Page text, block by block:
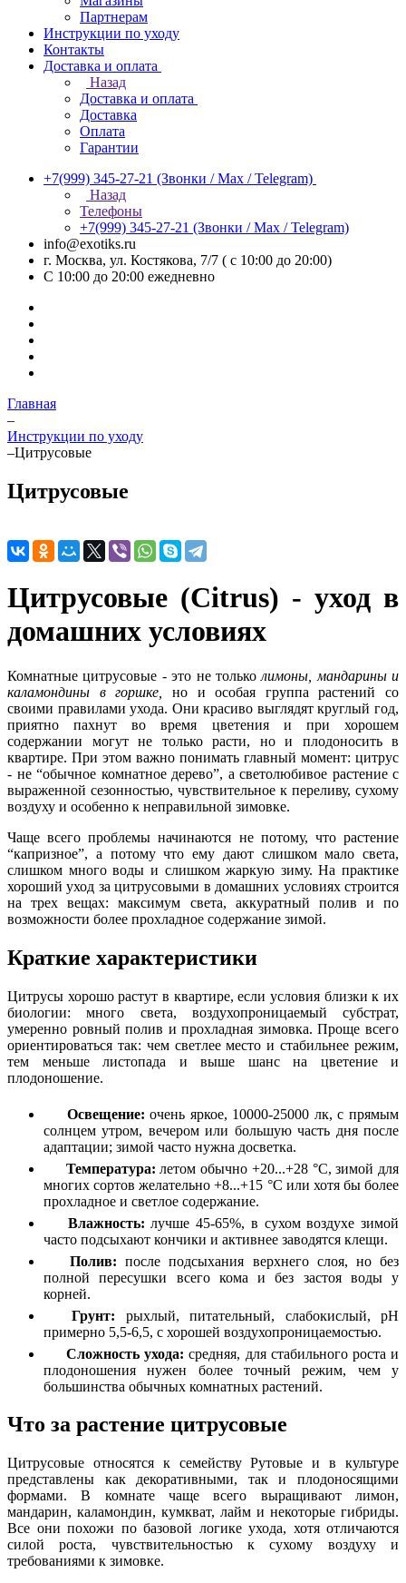
Партнерам
Инструкции по уходу
Контакты
Доставка и оплата
Назад
Доставка и оплата
Доставка
Оплата
Гарантии
+7(999) 345-27-21 (Звонки / Max / Telegram)
Назад
Телефоны
+7(999) 345-27-21 (Звонки / Max / Telegram)
info@exotiks.ru
г. Москва, ул. Костякова, 7/7 ( с 10:00 до 20:00)
С 10:00 до 20:00 ежедневно
Главная
–
Инструкции по уходу
–Цитрусовые
Цитрусовые
Цитрусовые (Citrus) - уход в
домашних условиях
Комнатные цитрусовые - это не тольколимоны, мандарины и
каламондины в горшке,
но и особая группа растений со
своими правилами ухода. Они красиво выглядят круглый год,
приятно пахнут во время цветения и при хорошем
содержании могут не только расти, но и плодоносить в
квартире. При этом важно понимать главный момент: цитрус
- не “обычное комнатное дерево”, а светолюбивое растение с
выраженной сезонностью, чувствительное к переливу, сухому
воздуху и особенно к неправильной зимовке.
Чаще всего проблемы начинаются не потому, что растение
“капризное”, а потому что ему дают слишком мало света,
слишком много воды и слишком жаркую зиму. На практике
хороший уход за цитрусовыми в домашних условиях строится
на трех вещах: максимум света, аккуратный полив и по
возможности более прохладное содержание зимой.
Краткие характеристики
Цитрусы хорошо растут в квартире, если условия близки к их
биологии: много света, воздухопроницаемый субстрат,
умеренно ровный полив и прохладная зимовка. Проще всего
ориентироваться так: чем светлее место и стабильнее режим,
тем меньше листопада и выше шанс на цветение и
плодоношение.
Освещение: очень яркое, 10000-25000 лк, с прямым
солнцем утром, вечером или большую часть дня после
адаптации; зимой часто нужна досветка.
Температура: летом обычно +20...+28 °C, зимой для
многих сортов желательно +8...+15 °C или хотя бы более
прохладное и светлое содержание.
Влажность: лучше 45-65%, в сухом воздухе зимой
часто подсыхают кончики и активнее заводятся клещи.
Полив: после подсыхания верхнего слоя, но без
полной пересушки всего кома и без застоя воды у
корней.
Грунт: рыхлый, питательный, слабокислый, pH
примерно 5,5-6,5, с хорошей воздухопроницаемостью.
Сложность ухода: средняя, для стабильного роста и
плодоношения нужен более точный режим, чем у
большинства обычных комнатных растений.
Что за растение цитрусовые
Цитрусовые относятся к семейству Рутовые и в культуре
представлены как декоративными, так и плодоносящими
формами. В комнате чаще всего выращивают лимон,
мандарин, каламондин, кумкват, лайм и некоторые гибриды.
Все они похожи по базовой логике ухода, хотя отличаются
силой роста, чувствительностью к сухому воздуху и
требованиями к зимовке.